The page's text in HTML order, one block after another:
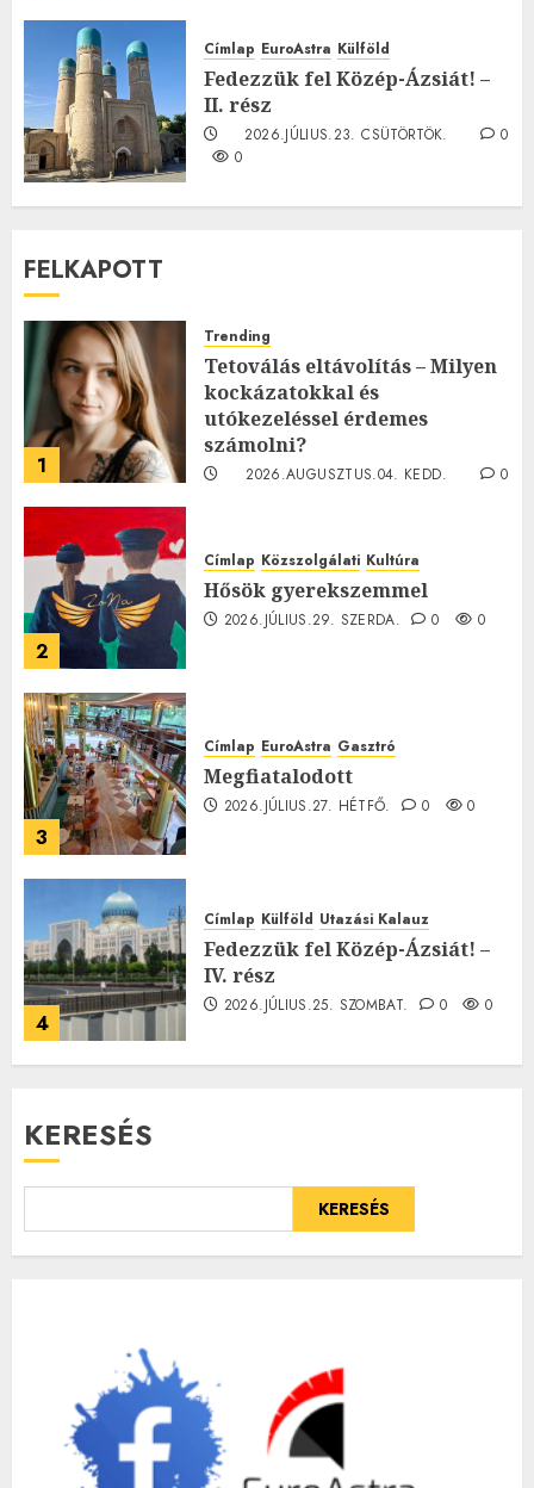
2026.JÚLIUS.23. CSÜTÖRTÖK.
0
Címlap EuroAstra Külföld
Fedezzük fel Közép-Ázsiát! –
II. rész
2026.JÚLIUS.23. CSÜTÖRTÖK.
0
0
FELKAPOTT
1
Trending
Tetoválás eltávolítás – Milyen
kockázatokkal és
utókezeléssel érdemes
számolni?
2026.AUGUSZTUS.04. KEDD.
0
2
Címlap Közszolgálati Kultúra
Hősök gyerekszemmel
2026.JÚLIUS.29. SZERDA. 0 0
3
Címlap EuroAstra Gasztró
Megfiatalodott
2026.JÚLIUS.27. HÉTFŐ. 0 0
4
Címlap Külföld Utazási Kalauz
Fedezzük fel Közép-Ázsiát! –
IV. rész
2026.JÚLIUS.25. SZOMBAT. 0 0
KERESÉS
KERESÉS